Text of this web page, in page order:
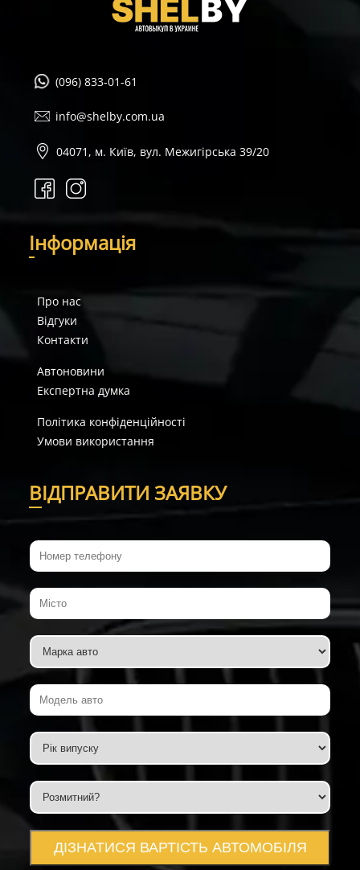
(096) 833-01-61
info@shelby.com.ua
04071, м. Київ, вул. Межигірська 39/20
Інформація
Про нас
Відгуки
Контакти
Автоновини
Експертна думка
Політика конфіденційності
Умови використання
ВІДПРАВИТИ ЗАЯВКУ
ДІЗНАТИСЯ ВАРТІСТЬ АВТОМОБІЛЯ